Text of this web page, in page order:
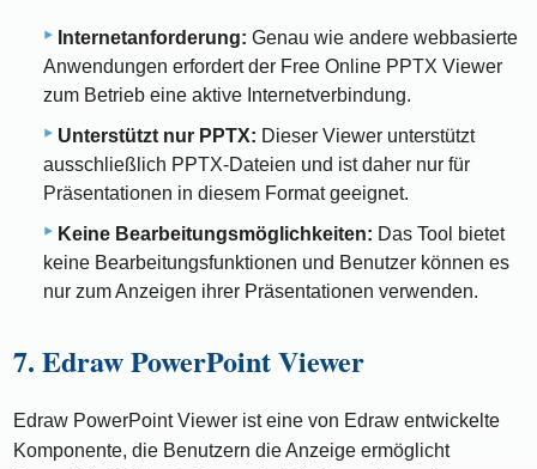
Internetanforderung: Genau wie andere webbasierte
Anwendungen erfordert der Free Online PPTX Viewer
zum Betrieb eine aktive Internetverbindung.
Unterstützt nur PPTX: Dieser Viewer unterstützt
ausschließlich PPTX-Dateien und ist daher nur für
Präsentationen in diesem Format geeignet.
Keine Bearbeitungsmöglichkeiten: Das Tool bietet
keine Bearbeitungsfunktionen und Benutzer können es
nur zum Anzeigen ihrer Präsentationen verwenden.
7. Edraw PowerPoint Viewer
Edraw PowerPoint Viewer ist eine von Edraw entwickelte
Komponente, die Benutzern die Anzeige ermöglicht